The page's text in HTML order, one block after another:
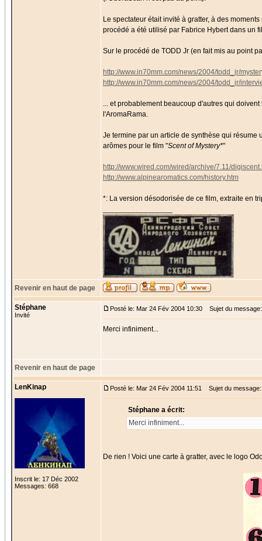
Le spectateur était invité à gratter, à des
procédé a été utilisé par Fabrice Hybert dans un
Sur le procédé de TODD Jr (en fait mis au point
http://www.in70mm.com/news/2004/todd_jr/
http://www.in70mm.com/news/2004/todd_jr/
... et probablement beaucoup d'autres qui
l'AromaRama.
Je termine par un article de synthèse qui
arômes pour le film "Scent of Mystery*"
http://www.wired.com/wired/archive/7.11/
http://www.alpinearomatics.com/history.htm
*: La version désodorisée de ce film, extraite en
Revenir en haut de page
Stéphane
Invité
Posté le: Mar 24 Fév 2004 10:30 Sujet du message:
Merci infiniment...
Revenir en haut de page
LenKinap
Inscrit le: 17 Déc 2002
Messages: 668
Posté le: Mar 24 Fév 2004 11:51 Sujet du message:
Stéphane a écrit:
Merci infiniment...
De rien ! Voici une carte à gratter, avec le logo